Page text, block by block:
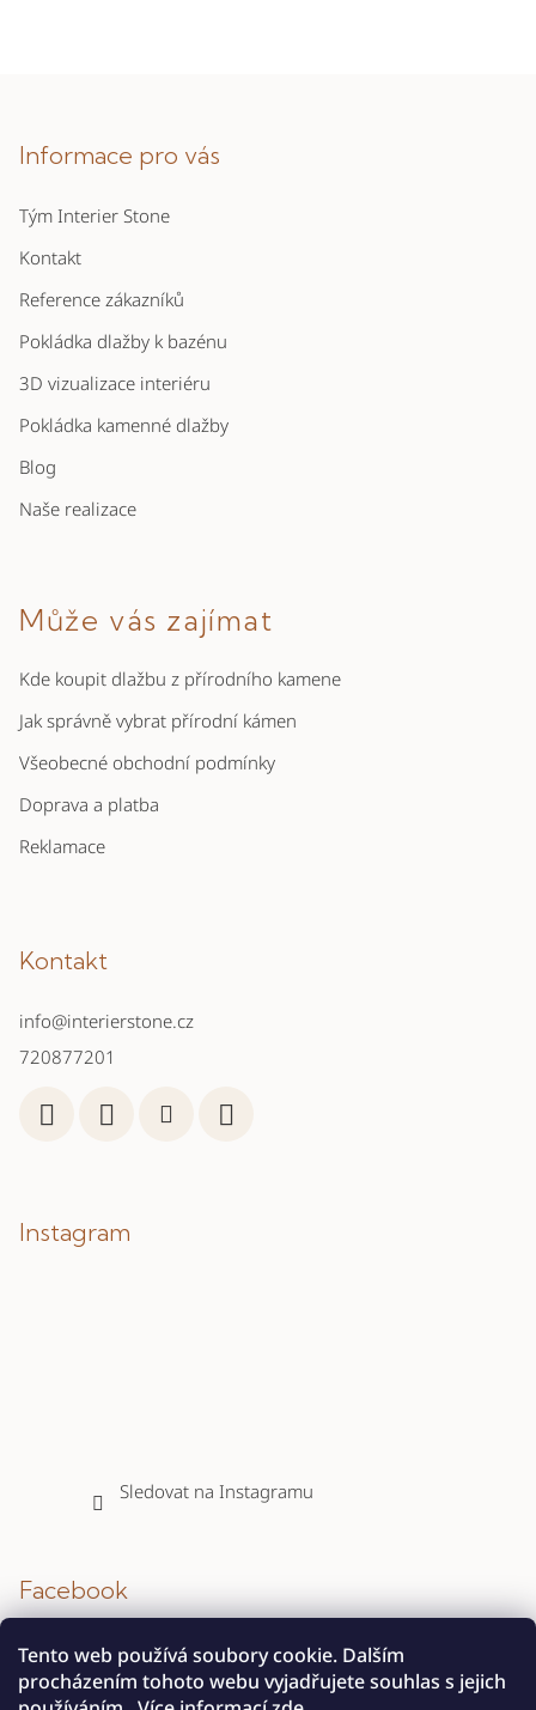
Tento web používá soubory cookie. Dalším
procházením tohoto webu vyjadřujete souhlas s jejich
Informace pro vás
Tým Interier Stone
Kontakt
Reference zákazníků
Pokládka dlažby k bazénu
3D vizualizace interiéru
Pokládka kamenné dlažby
Blog
Naše realizace
Může vás zajímat
Kde koupit dlažbu z přírodního kamene
Jak správně vybrat přírodní kámen
Všeobecné obchodní podmínky
Doprava a platba
Reklamace
Kontakt
info@interierstone.cz
720877201
Instagram
Sledovat na Instagramu
Facebook